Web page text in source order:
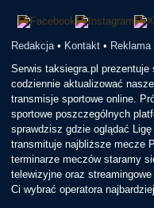
Redakcja • Kontakt • Reklama
Serwis taksiegra.pl
codziennie aktualizować
transmisje sportowe online.
sportowe poszczególnych
sprawdzisz gdzie oglądać
transmituje najbliższe mecze
terminarze meczów staramy
telewizyjne oraz
Ci wybrać operatora